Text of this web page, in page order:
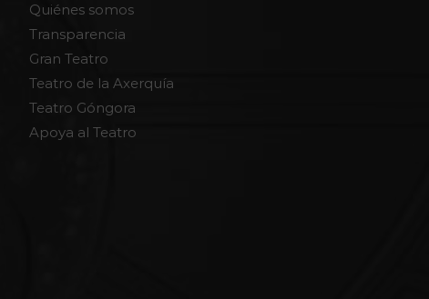
Quiénes somos
Transparencia
Gran Teatro
Teatro de la Axerquía
Teatro Góngora
Apoya al Teatro